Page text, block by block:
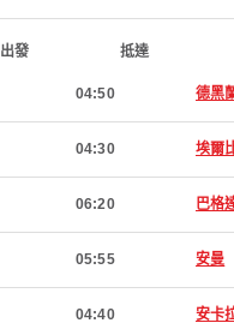
出發 抵達
04:50 德黑
04:30 埃爾
06:20 巴格
05:55 安曼
04:40 安卡